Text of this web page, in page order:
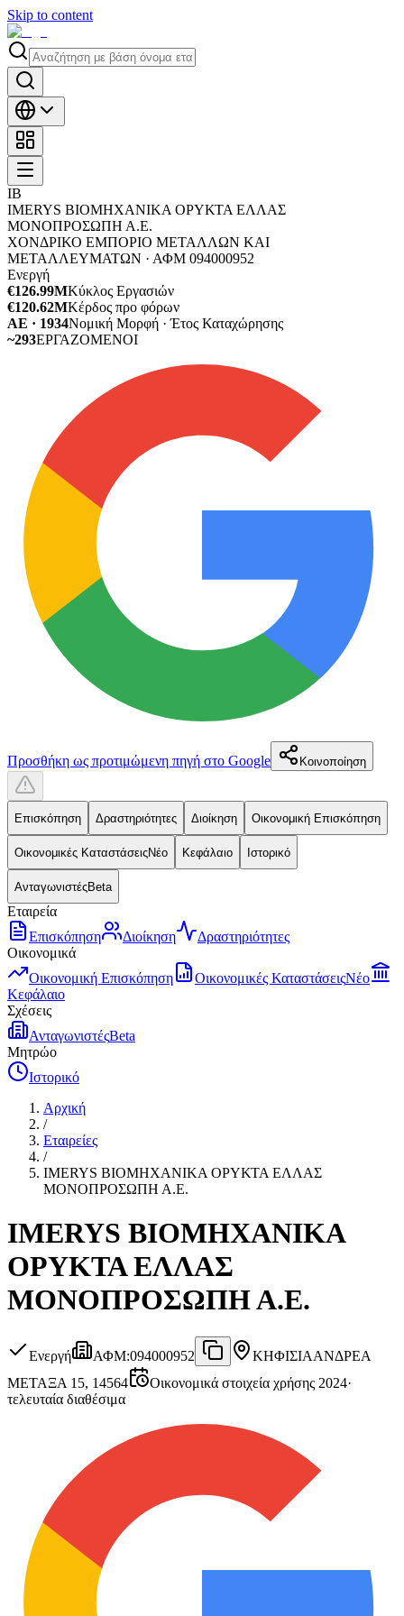
Skip to content
IΒ
IMERYS ΒΙΟΜΗΧΑΝΙΚΑ ΟΡΥΚΤΑ ΕΛΛΑΣ
ΜΟΝΟΠΡΟΣΩΠΗ Α.Ε.
ΧΟΝΔΡΙΚΟ ΕΜΠΟΡΙΟ ΜΕΤΑΛΛΩΝ ΚΑΙ
ΜΕΤΑΛΛΕΥΜΑΤΩΝ · ΑΦΜ 094000952
Ενεργή
€126.99MΚύκλος Εργασιών
€120.62MΚέρδος προ φόρων
ΑΕ · 1934Νομική Μορφή · Έτος Καταχώρησης
~293ΕΡΓΑΖΟΜΕΝΟΙ
Προσθήκη ως προτιμώμενη πηγή στο Google Κοινοποίηση
Επισκόπηση Δραστηριότητες Διοίκηση Οικονομική Επισκόπηση
Οικονομικές ΚαταστάσειςΝέο Κεφάλαιο Ιστορικό
ΑνταγωνιστέςBeta
Εταιρεία
Επισκόπηση
Διοίκηση
Δραστηριότητες
Οικονομικά
Οικονομική Επισκόπηση
Οικονομικές ΚαταστάσειςΝέο
Κεφάλαιο
Σχέσεις
ΑνταγωνιστέςBeta
Μητρώο
Ιστορικό
Αρχική
/
Εταιρείες
/
IMERYS ΒΙΟΜΗΧΑΝΙΚΑ ΟΡΥΚΤΑ ΕΛΛΑΣ
ΜΟΝΟΠΡΟΣΩΠΗ Α.Ε.
IMERYS ΒΙΟΜΗΧΑΝΙΚΑ
ΟΡΥΚΤΑ ΕΛΛΑΣ
ΜΟΝΟΠΡΟΣΩΠΗ Α.Ε.
Ενεργή ΑΦΜ:094000952 ΚΗΦΙΣΙΑΑΝΔΡΕΑ
ΜΕΤΑΞΑ 15, 14564
Οικονομικά στοιχεία χρήσης 2024·
τελευταία διαθέσιμα